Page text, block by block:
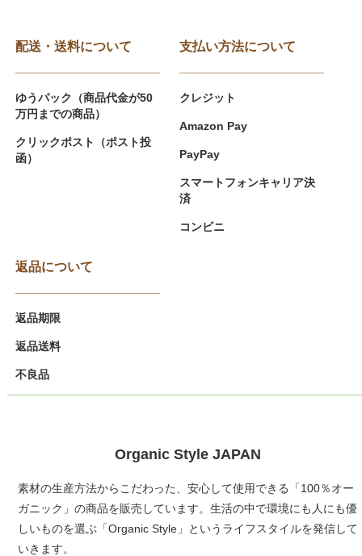
配送・送料について
ゆうパック（商品代金が50
万円までの商品）
クリックポスト（ポスト投
函）
支払い方法について
クレジット
Amazon Pay
PayPay
スマートフォンキャリア決
済
コンビニ
返品について
返品期限
返品送料
不良品
Organic Style JAPAN
素材の生産方法からこだわった、安心して使用できる「100％オー
ガニック」の商品を販売しています。生活の中で環境にも人にも優
しいものを選ぶ「Organic Style」というライフスタイルを発信して
いきます。